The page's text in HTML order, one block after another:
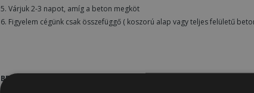
5. Várjuk 2-3 napot, amíg a beton megköt
6. Figyelem cégünk csak összefüggő ( koszorú alap vagy teljes felületű
BETONBLOKKOK